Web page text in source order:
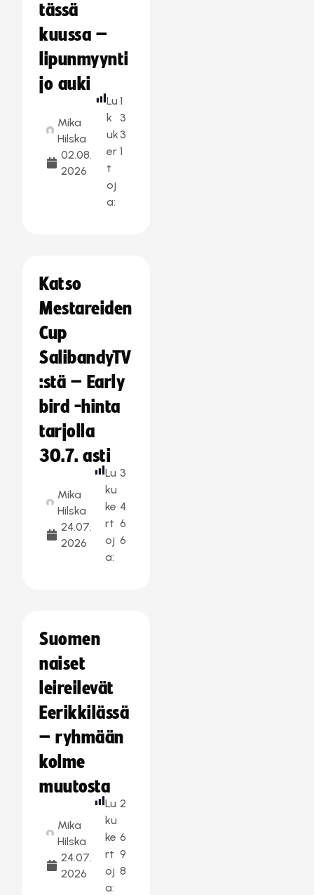
tässä
kuussa –
lipunmyynti
jo auki
Mika
Hilska
02.08.
2026
Lu
k
uk
er
t
oj
a:
1
3
3
1
Katso
Mestareiden
Cup
SalibandyTV
:stä – Early
bird -hinta
tarjolla
30.7. asti
Mika
Hilska
24.07.
2026
Lu
ku
ke
rt
oj
a:
3
4
6
6
Suomen
naiset
leireilevät
Eerikkilässä
– ryhmään
kolme
muutosta
Mika
Hilska
24.07.
2026
Lu
ku
ke
rt
oj
a:
2
6
9
8